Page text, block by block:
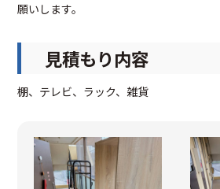
願いします。
見積もり内容
棚、テレビ、ラック、雑貨